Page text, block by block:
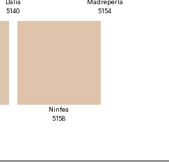
5140
5154
Ninfea
5158